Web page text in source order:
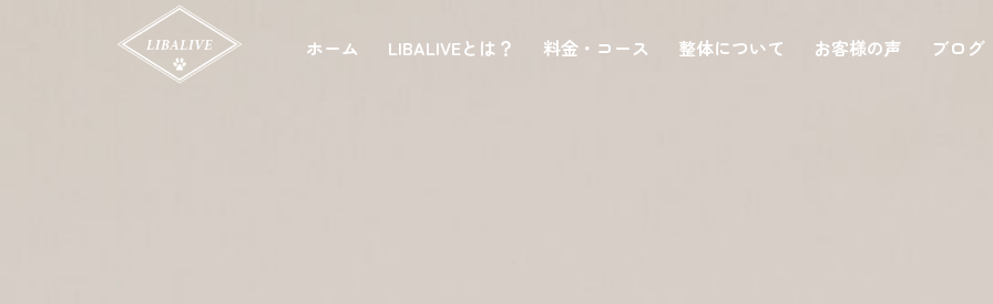
ホーム LIBALIVEとは？ 料金・コース 整体について お客様の声 ブログ